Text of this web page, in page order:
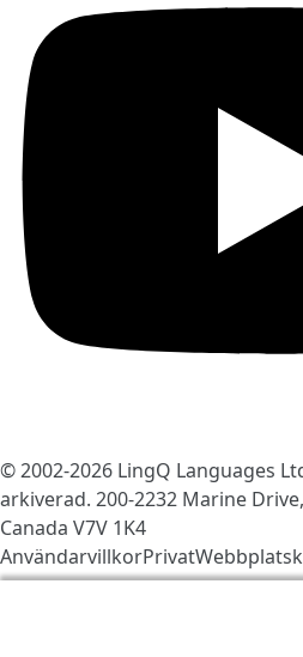
© 2002-2026 LingQ Languages
arkiverad. 200-2232 Marine
Canada V7V 1K4
AnvändarvillkorPrivat